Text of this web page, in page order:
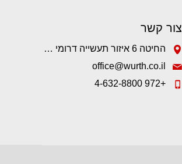
צור קשר
החיטה 6 איזור תעשייה דרומי קיסריה.
office@wurth.co.il
+972 4-632-8800